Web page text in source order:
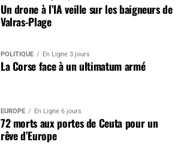
Un drone à l’IA veille sur les baigneurs de
Valras-Plage
POLITIQUE En Ligne 3 jours
La Corse face à un ultimatum armé
EUROPE En Ligne 6 jours
72 morts aux portes de Ceuta pour un
rêve d’Europe